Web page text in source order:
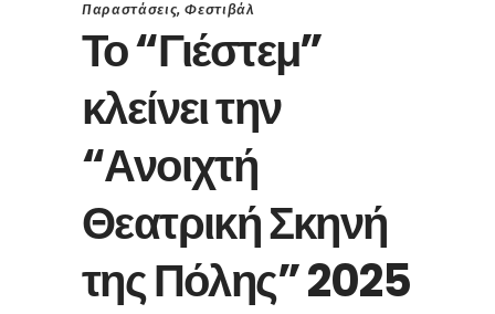
Παραστάσεις,Φεστιβάλ
Το “Γιέστεμ”
κλείνει την
“Ανοιχτή
Θεατρική Σκηνή
της Πόλης” 2025